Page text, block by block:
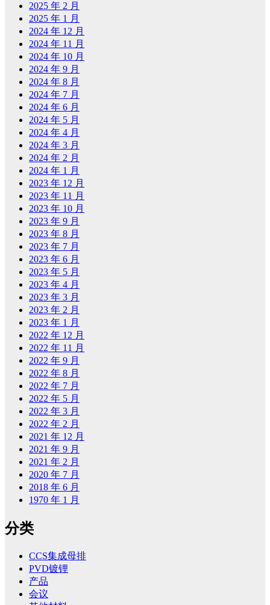
2025 年 2 月
2025 年 1 月
2024 年 12 月
2024 年 11 月
2024 年 10 月
2024 年 9 月
2024 年 8 月
2024 年 7 月
2024 年 6 月
2024 年 5 月
2024 年 4 月
2024 年 3 月
2024 年 2 月
2024 年 1 月
2023 年 12 月
2023 年 11 月
2023 年 10 月
2023 年 9 月
2023 年 8 月
2023 年 7 月
2023 年 6 月
2023 年 5 月
2023 年 4 月
2023 年 3 月
2023 年 2 月
2023 年 1 月
2022 年 12 月
2022 年 11 月
2022 年 9 月
2022 年 8 月
2022 年 7 月
2022 年 5 月
2022 年 3 月
2022 年 2 月
2021 年 12 月
2021 年 9 月
2021 年 2 月
2020 年 7 月
2018 年 6 月
1970 年 1 月
分类
CCS集成母排
PVD镀锂
产品
会议